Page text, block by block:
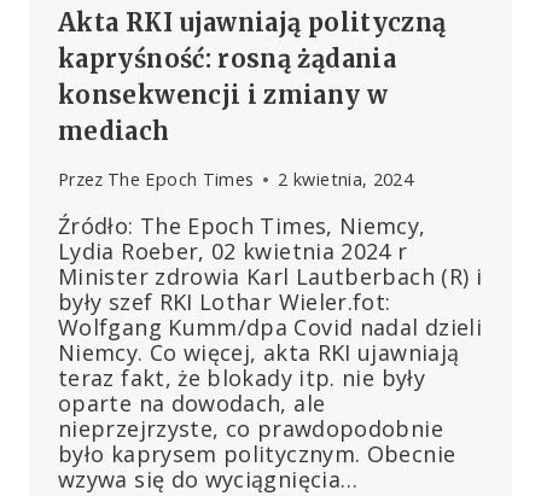
Akta RKI ujawniają polityczną
kapryśność: rosną żądania
konsekwencji i zmiany w
mediach
Przez The Epoch Times 2 kwietnia, 2024
Źródło: The Epoch Times, Niemcy,
Lydia Roeber, 02 kwietnia 2024 r
Minister zdrowia Karl Lautberbach (R) i
były szef RKI Lothar Wieler.fot:
Wolfgang Kumm/dpa Covid nadal dzieli
Niemcy. Co więcej, akta RKI ujawniają
teraz fakt, że blokady itp. nie były
oparte na dowodach, ale
nieprzejrzyste, co prawdopodobnie
było kaprysem politycznym. Obecnie
wzywa się do wyciągnięcia…